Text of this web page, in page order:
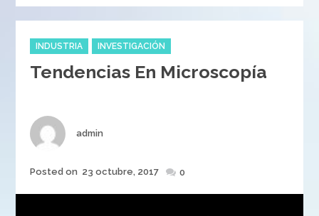
Categories
INDUSTRIA INVESTIGACIÓN
Tendencias En Microscopía
Author
admin
Posted
Posted on 23 octubre, 2017 0